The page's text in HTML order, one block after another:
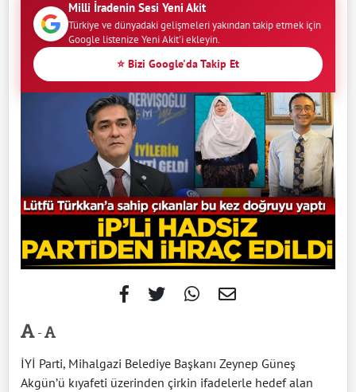
Milli İradenin Sesi Yeni Akit
Türkiye ve dünyadaki gelişmeleri yakından takip etmek için
Google listenize Yeni Akit'i ekleyin.
⭐ Bizi Google'da Takip Et
-
İYİ Parti, Mihalgazi Belediye Başkanı Zeynep Güneş
Akgün’ü kıyafeti üzerinden çirkin ifadelerle hedef alan